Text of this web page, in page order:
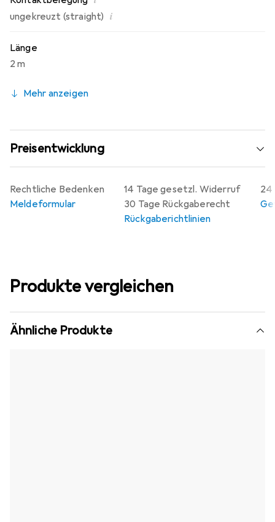
hochwertigen Materialien garantiert eine zuverlässige
Anwendungen.
ungekreuzt (straight) i
Länge
2 m
Mehr anzeigen
Preisentwicklung
14 Tage gesetzl. Widerruf
30 Tage Rückgaberecht
Rückgaberichtlinien
24
Rechtliche Bedenken
Meldeformular
Produkte vergleichen
Ähnliche Produkte